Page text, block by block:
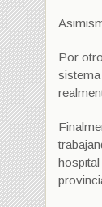
Por